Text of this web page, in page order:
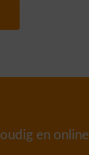
en online